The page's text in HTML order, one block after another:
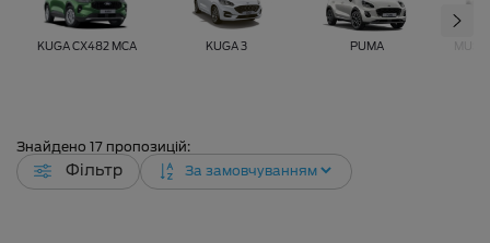
KUGA CX482 MCA KUGA 3 PUMA
Знайдено 17 пропозицій:
Фільтр